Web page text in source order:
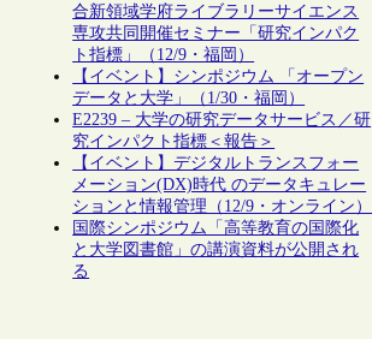
合新領域学府ライブラリーサイエンス
専攻共同開催セミナー「研究インパク
ト指標」（12/9・福岡）
【イベント】シンポジウム 「オープン
データと大学」（1/30・福岡）
E2239 – 大学の研究データサービス／研
究インパクト指標＜報告＞
【イベント】デジタルトランスフォー
メーション(DX)時代 のデータキュレー
ションと情報管理（12/9・オンライン）
国際シンポジウム「高等教育の国際化
と大学図書館」の講演資料が公開され
る